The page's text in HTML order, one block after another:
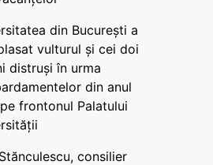
din București a
vulturul și cei doi
distruși în urma
din anul
frontonul Palatului
consilier